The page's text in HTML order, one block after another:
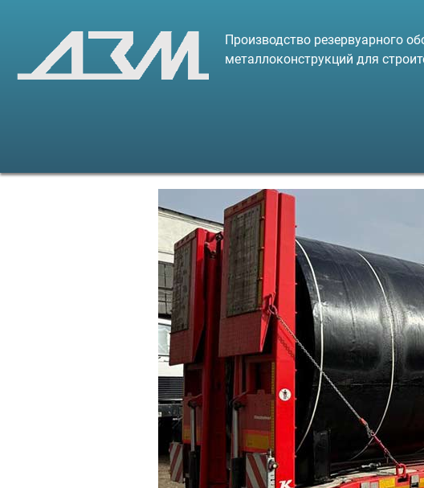
Производство резервуарного
металлоконструкций для
Предыдущий